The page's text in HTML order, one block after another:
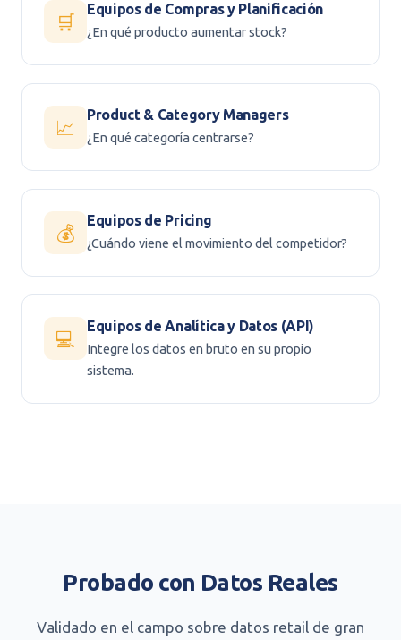
🛒
Equipos de Compras y Planificación
¿En qué producto aumentar stock?
📈
Product & Category Managers
¿En qué categoría centrarse?
💰
Equipos de Pricing
¿Cuándo viene el movimiento del competidor?
💻
Equipos de Analítica y Datos (API)
Integre los datos en bruto en su propio
sistema.
Probado con Datos Reales
Validado en el campo sobre datos retail de gran